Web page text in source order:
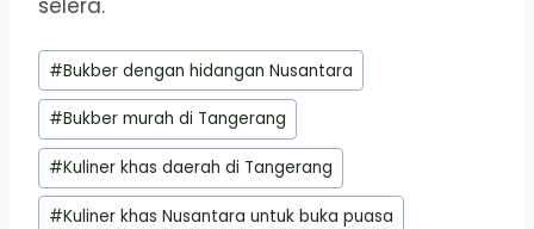
Post
Tags:
#Bukber dengan hidangan Nusantara
#Bukber murah di Tangerang
#Kuliner khas daerah di Tangerang
#Kuliner khas Nusantara untuk buka puasa